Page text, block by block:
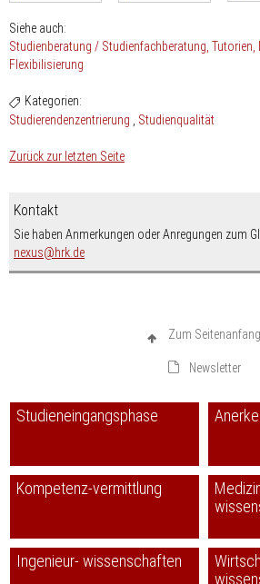
Siehe auch:
Studienberatung / Studienfachberatung Tutorien
Flexibilisierung
Kategorien:
Studierendenzentrierung
Studienqualität
Zurück zur letzten Seite
Kontakt
Sie haben Anmerkungen oder Anregungen zum
nexus
nospam-
hrk.de
Zum Seitenanfang
Newsletter
Studieneingangsphase
Kompetenz-vermittlung
Ingenieur- wissenschaften